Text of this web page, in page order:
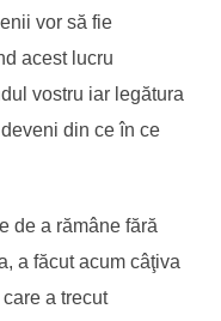
vor să fie
acest lucru
vostru iar legătura
din ce în ce
de a rămâne fără
a făcut acum câţiva
a trecut